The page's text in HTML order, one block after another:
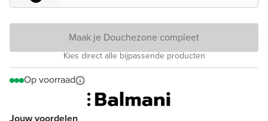
Maak je Douchezone compleet
Kies direct alle bijpassende producten
Op voorraad